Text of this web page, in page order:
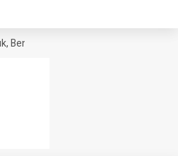
Sempat Dibanderol Rp 40.000/